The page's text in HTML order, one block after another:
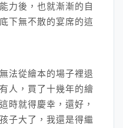
力後，也就漸漸的自
下無不散的宴席的這
法從繪本的場子裡退
人，買了十幾年的繪
時就得慶幸，還好，
子大了，我還是得繼